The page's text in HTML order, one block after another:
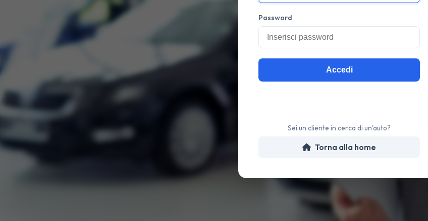
Password
Accedi
Sei un cliente in cerca di un'auto?
Torna alla home